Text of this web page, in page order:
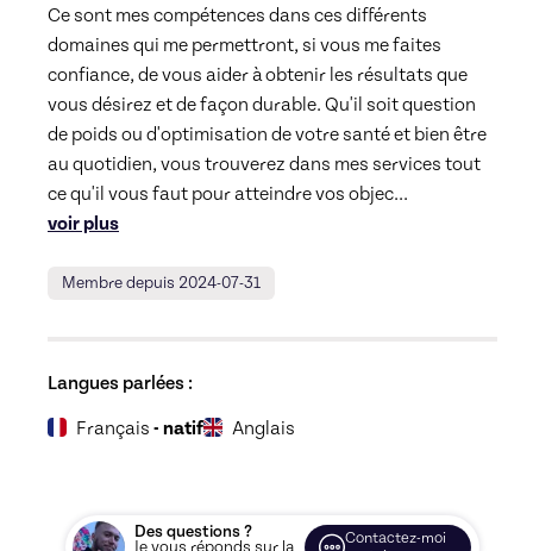
Ce sont mes compétences dans ces différents
domaines qui me permettront, si vous me faites
confiance, de vous aider à obtenir les résultats que
vous désirez et de façon durable. Qu'il soit question
de poids ou d'optimisation de votre santé et bien être
au quotidien, vous trouverez dans mes services tout
ce qu'il vous faut pour atteindre vos objec...
voir plus
Membre depuis 2024-07-31
Langues parlées :
Français - natif Anglais
Des questions ?
Contactez-moi